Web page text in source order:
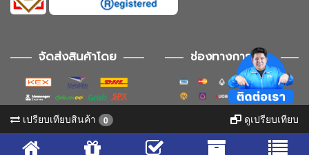
จัดส่งสินค้าโดย ช่องทางการชำระ
ช่องทางการติดตาม
เปรียบเทียบสินค้า 0 ดูเปรียบเทียบ